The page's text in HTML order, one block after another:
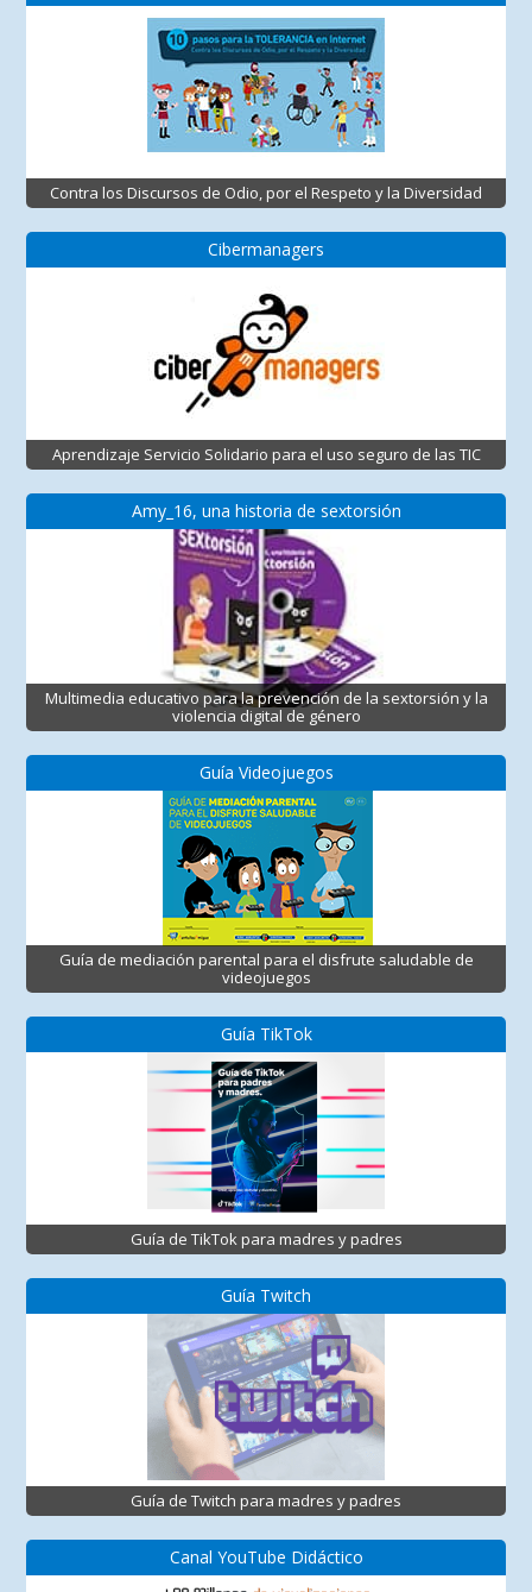
Contra los Discursos de Odio, por el Respeto y la Diversidad
Cibermanagers
Aprendizaje Servicio Solidario para el uso seguro de las TIC
Amy_16, una historia de sextorsión
Multimedia educativo para la prevención de la sextorsión y la
violencia digital de género
Guía Videojuegos
Guía de mediación parental para el disfrute saludable de
videojuegos
Guía TikTok
Guía de TikTok para madres y padres
Guía Twitch
Guía de Twitch para madres y padres
Canal YouTube Didáctico